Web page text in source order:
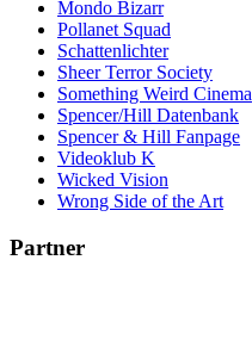
Mondo Bizarr
Pollanet Squad
Schattenlichter
Sheer Terror Society
Something Weird Cinema
Spencer/Hill Datenbank
Spencer & Hill Fanpage
Videoklub K
Wicked Vision
Wrong Side of the Art
Partner